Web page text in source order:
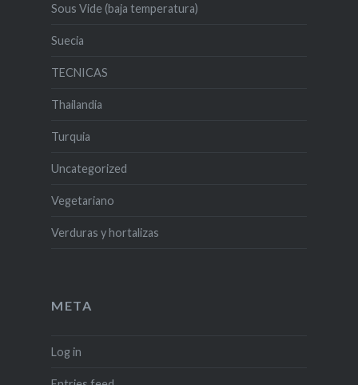
Sous Vide (baja temperatura)
Suecia
TECNICAS
Thailandia
Turquia
Uncategorized
Vegetariano
Verduras y hortalizas
META
Log in